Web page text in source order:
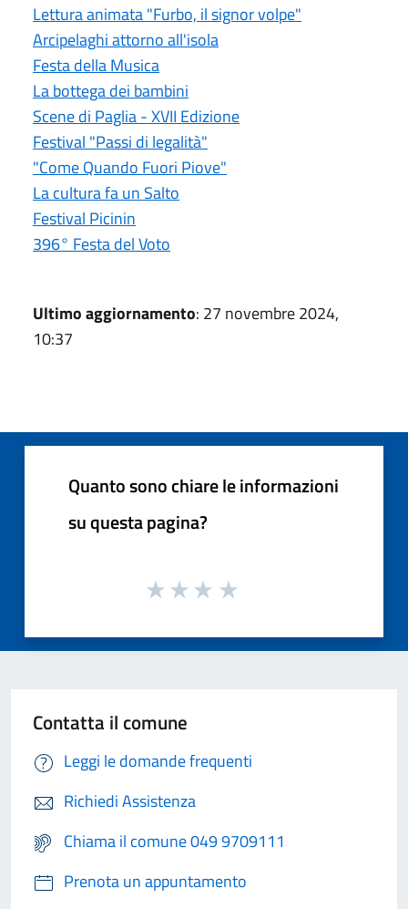
Lettura animata "Furbo, il signor volpe"
Arcipelaghi attorno all'isola
Festa della Musica
La bottega dei bambini
Scene di Paglia - XVII Edizione
Festival "Passi di legalità"
"Come Quando Fuori Piove"
La cultura fa un Salto
Festival Picinin
396° Festa del Voto
Ultimo aggiornamento: 27 novembre 2024,
10:37
Quanto sono chiare le informazioni
su questa pagina?
Contatta il comune
Leggi le domande frequenti
Richiedi Assistenza
Chiama il comune 049 9709111
Prenota un appuntamento